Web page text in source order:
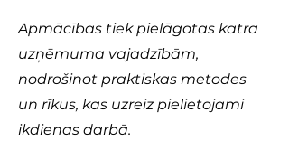
Apmācības tiek pielāgotas katra
uzņēmuma vajadzībām,
nodrošinot praktiskas metodes
un rīkus, kas uzreiz pielietojami
ikdienas darbā.